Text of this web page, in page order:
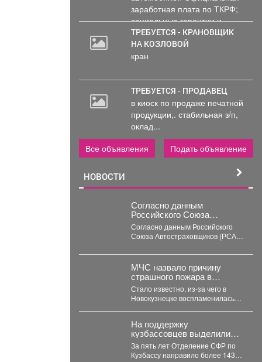
заработная плата по ТКРФ;
социальные гарантии и
уверенность в...
ТРЕБУЕТСЯ - КРАНОВЩИК
НА КОЗЛОВОЙ
кран
ТРЕБУЕТСЯ - ПРОДАВЕЦ
в киоск по продаже печатной
продукции,. стабильная з/п,
оклад...
Все объявления
Подать объявление
НОВОСТИ
Согласно данным
Российского Союза
Автостраховщиков (РСА),
страховые компании за
первое полугодие 2026 года
выплатили более 35,3
млрд руб.
Согласно данным Российского
Союза Автостраховщиков (РСА),
полугодие 2026 года выплатили
более...
МЧС назвало причину
страшного пожара в
кузбасской автошколе
Стало известно, из-за чего в
Новокузнецке воспламенилась
Заброшенная автошкола...
На поддержку
кузбассовцев выделили
143 миллиона: кто получил
помощь
За пять лет Отделение СФР по
Кузбассу направило более 143